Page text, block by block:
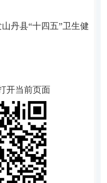
丹县“十四五”卫生健
开当前页面